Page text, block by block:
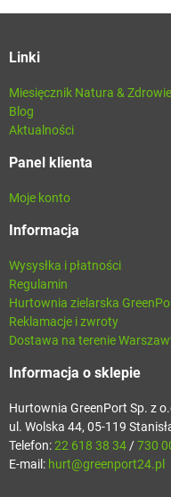
Linki
Miesięcznik Natura & Zdrowie
Blog
Aktualności
Panel klienta
Moje konto
Informacja
Wysysłka i płatności
Regulamin
Hurtownia zielarska
Reklamacje i zwroty
Dostawa na terenie
Informacja o sklepie
Hurtownia GreenPort Sp. z
ul. Wolska 44, 05-119
Telefon:22 618 38 34 /730
E-mail: hurt@greenport24.pl